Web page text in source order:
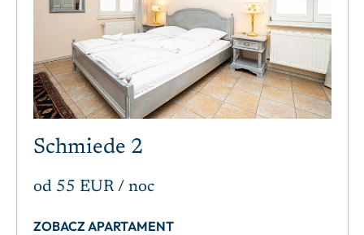
Schmiede 2
od 55 EUR/ noc
ZOBACZ APARTAMENT